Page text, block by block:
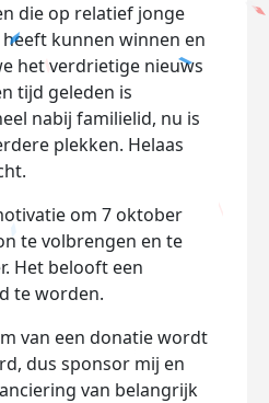
die op relatief jonge
kunnen winnen en
het verdrietige nieuws
tijd geleden is
nabij familielid, nu is
plekken. Helaas
om 7 oktober
te volbrengen en te
Het belooft een
te worden.
van een donatie wordt
dus sponsor mij en
van belangrijk